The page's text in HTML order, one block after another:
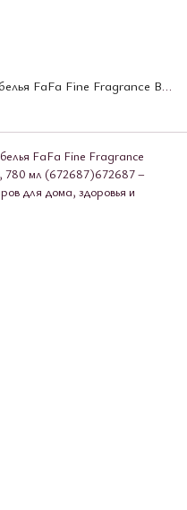
Кондиционер ополаскиватель для белья FaFa Fine Fragrance Beauté с антистатическим эффектом, 1400 мл (672700)